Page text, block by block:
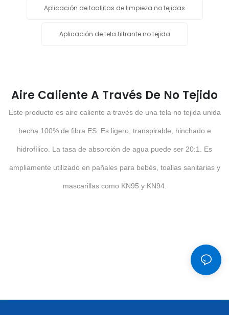
Aplicación de toallitas de limpieza no tejidas
Aplicación de tela filtrante no tejida
Aire Caliente A Través De No Tejido
Este producto es aire caliente a través de una tela no tejida unida
hecha 100% de fibra ES. Es ligero, transpirable, hinchado e
hidrofílico. La tasa de absorción de agua puede ser 20:1. Es
ampliamente utilizado en pañales para bebés, toallas sanitarias y
mascarillas como KN95 y KN94.